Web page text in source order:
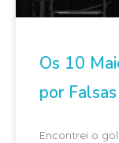
Os 10
por
Encontrei o